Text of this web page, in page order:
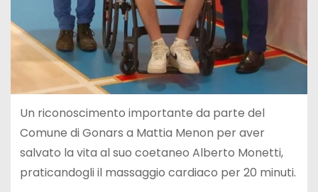
Un riconoscimento importante da parte del
Comune di Gonars a Mattia Menon per aver
salvato la vita al suo coetaneo Alberto Monetti,
praticandogli il massaggio cardiaco per 20 minuti.